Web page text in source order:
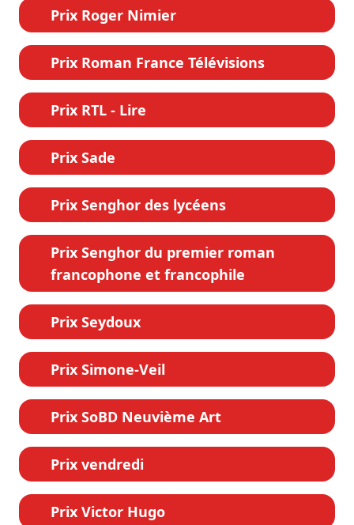
Prix Roger Nimier
Prix Roman France Télévisions
Prix RTL - Lire
Prix Sade
Prix Senghor des lycéens
Prix Senghor du premier roman
francophone et francophile
Prix Seydoux
Prix Simone-Veil
Prix SoBD Neuvième Art
Prix vendredi
Prix Victor Hugo